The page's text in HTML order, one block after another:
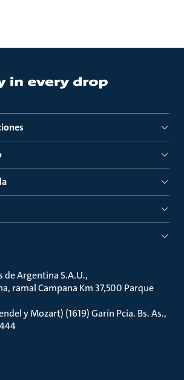
de Argentina S.A.U.
ramal Campana Km 37,500 Parque
y Mozart) (1619) Garín Pcia. Bs. As.